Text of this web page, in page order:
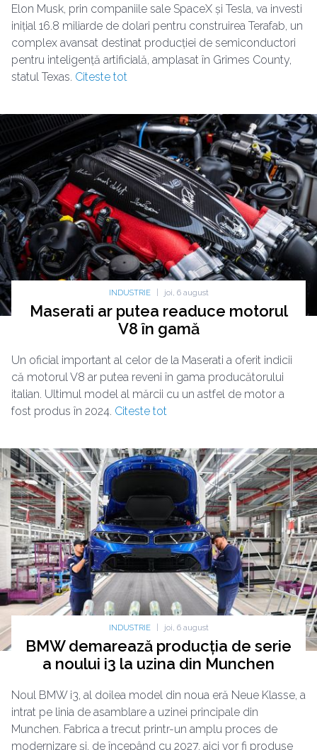
Elon Musk, prin companiile sale SpaceX și Tesla, va investi
inițial 16.8 miliarde de dolari pentru construirea Terafab, un
complex avansat destinat producției de semiconductori
pentru inteligență artificială, amplasat în Grimes County,
statul Texas. Citeste tot
INDUSTRIE joi, 6 august
Maserati ar putea readuce motorul
V8 în gamă
Un oficial important al celor de la Maserati a oferit indicii
că motorul V8 ar putea reveni în gama producătorului
italian. Ultimul model al mărcii cu un astfel de motor a
fost produs în 2024. Citeste tot
INDUSTRIE joi, 6 august
BMW demarează producția de serie
a noului i3 la uzina din Munchen
Noul BMW i3, al doilea model din noua eră Neue Klasse, a
intrat pe linia de asamblare a uzinei principale din
Munchen. Fabrica a trecut printr-un amplu proces de
modernizare și, de începând cu 2027, aici vor fi produse